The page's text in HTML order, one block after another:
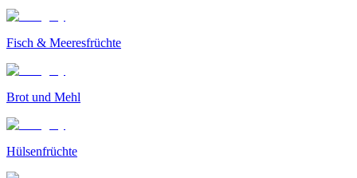
Fisch & Meeresfrüchte
Brot und Mehl
Hülsenfrüchte